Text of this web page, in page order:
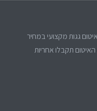
גגות מקצועי במחיר
תקבלו אחריות